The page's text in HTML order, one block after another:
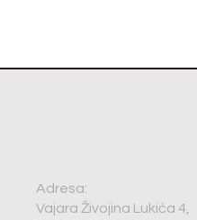
Adresa:
Vajara Živojina Lukića 4,